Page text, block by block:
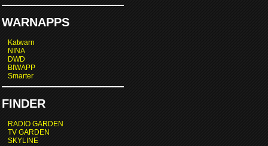
WARNAPPS
Katwarn
NINA
DWD
BIWAPP
Smarter
FINDER
RADIO GARDEN
TV GARDEN
SKYLINE